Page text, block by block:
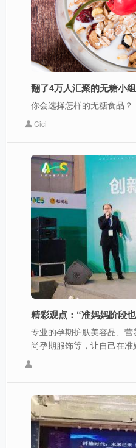
你会选择怎样的无糖食品？
Cici
精彩观点：“准妈妈阶段
专业的孕期护肤美容品、
尚孕期服饰等，让自己在